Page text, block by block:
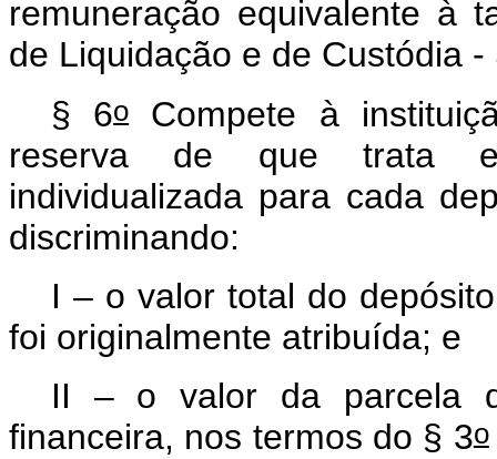
remuneração equivalente à
de Liquidação e de Custódia
§ 6oCompete à
reserva de que trata
individualizada para cada
discriminando:
I – o valor total do
foi originalmente atribuída; e
II – o valor da parcela
financeira, nos termos do § 3o